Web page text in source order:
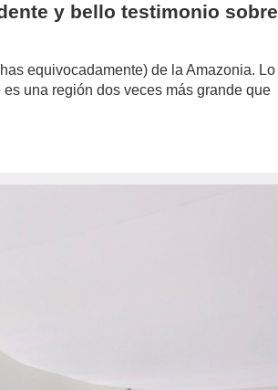
y bello testimonio sobre
equivocadamente) de la Amazonia. Lo
una región dos veces más grande que